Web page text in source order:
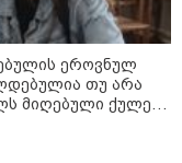
ჩემთვის იყო
ცუდად არის"
გაუჩინარებული
გავრცელებულ
ეროვნულ
თუ არა
მიღებული ქულები